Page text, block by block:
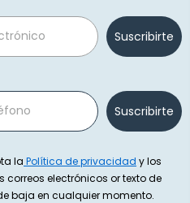
Suscribirte
Suscribirte
la Política de privacidad y los
correos electrónicos or texto de
baja en cualquier momento.